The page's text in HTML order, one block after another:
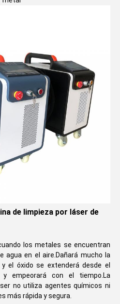
de limpieza por láser de
los metales se encuentran
agua en el aire.Dañará mucho la
el óxido se extenderá desde el
empeorará con el tiempo.La
no utiliza agentes químicos ni
más rápida y segura.